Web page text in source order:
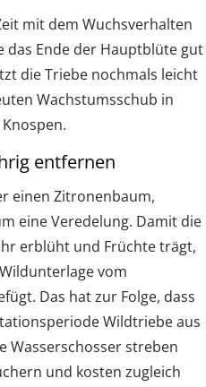
mit dem Wuchsverhalten
das Ende der Hauptblüte gut
die Triebe nochmals leicht
Wachstumsschub in
entfernen
einen Zitronenbaum,
eine Veredelung. Damit die
erblüht und Früchte trägt,
vom
Das hat zur Folge, dass
Wildtriebe aus
Wasserschosser streben
und kosten zugleich